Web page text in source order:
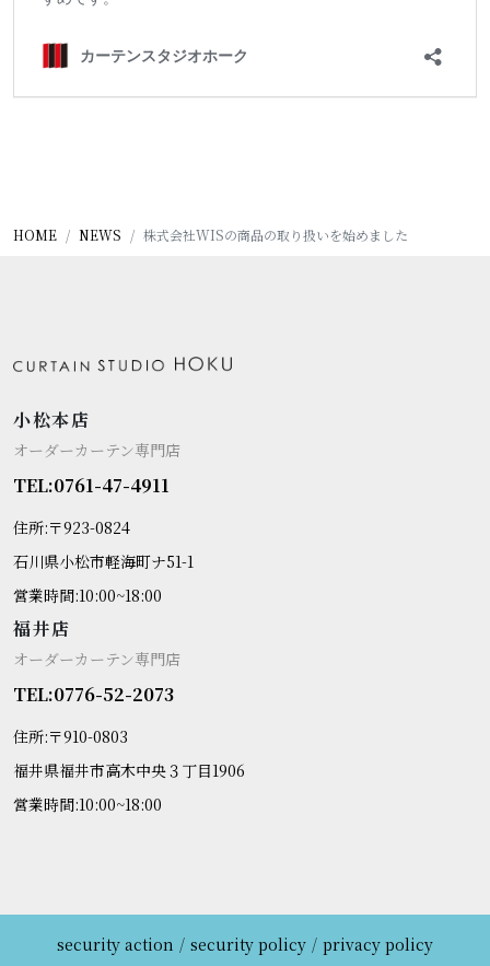
HOME NEWS 株式会社WISの商品の取り扱いを始めました
小松本店
オーダーカーテン専門店
TEL:0761-47-4911
住所:〒923-0824
石川県小松市軽海町ナ51-1
営業時間:10:00~18:00
福井店
オーダーカーテン専門店
TEL:0776-52-2073
住所:〒910-0803
福井県福井市高木中央３丁目1906
営業時間:10:00~18:00
security action security policy privacy policy